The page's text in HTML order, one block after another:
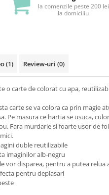
la comenzile peste 200 lei
la domiciliu
(1) Review-uri (0)
o carte de colorat cu apa,
carte se va colora ca prin magie
Pe masura ce hartia se usuca,
Fara murdarie si foarte usor de
duble reutilizabile
imaginilor alb-negru
vor disparea, pentru a putea relua
pentru deplasari